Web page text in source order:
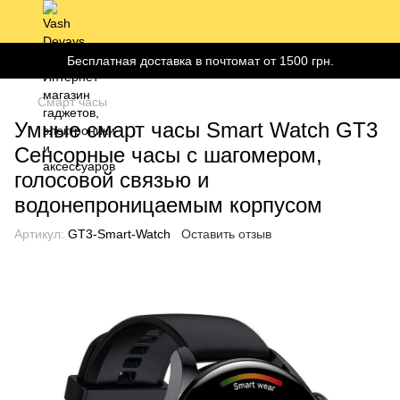
Бесплатная доставка в почтомат от 1500 грн.
Смарт часы
Умные смарт часы Smart Watch GT3
Сенсорные часы с шагомером,
голосовой связью и
водонепроницаемым корпусом
Артикул: GT3-Smart-Watch Оставить отзыв